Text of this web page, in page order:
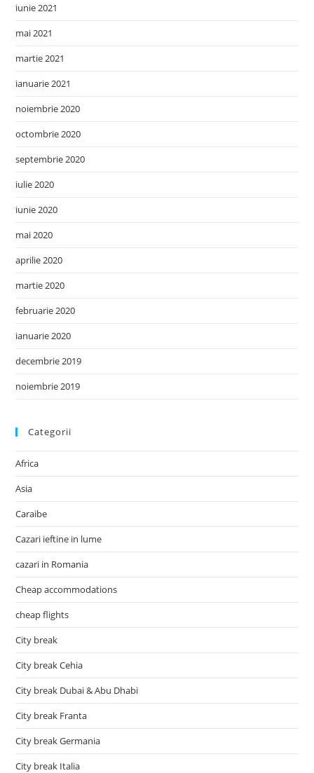
iunie 2021
mai 2021
martie 2021
ianuarie 2021
noiembrie 2020
octombrie 2020
septembrie 2020
iulie 2020
iunie 2020
mai 2020
aprilie 2020
martie 2020
februarie 2020
ianuarie 2020
decembrie 2019
noiembrie 2019
Categorii
Africa
Asia
Caraibe
Cazari ieftine in lume
cazari in Romania
Cheap accommodations
cheap flights
City break
City break Cehia
City break Dubai & Abu Dhabi
City break Franta
City break Germania
City break Italia